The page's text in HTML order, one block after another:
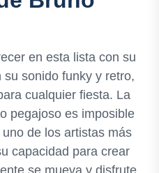
en esta lista con su
sonido funky y retro,
cualquier fiesta. La
pegajoso es imposible
de los artistas más
capacidad para crear
se mueva y disfrute